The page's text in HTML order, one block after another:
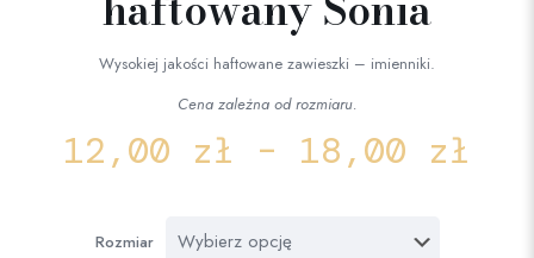
Wysokiej jakości haftowane zawieszki – imienniki.
Cena zależna od rozmiaru.
12,00 zł – 18,00 zł
Rozmiar